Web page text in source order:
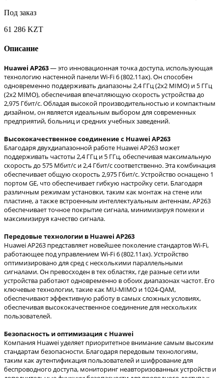
Под заказ
61 286 KZT
Описание
Huawei AP263— это инновационная точка доступа, использующая
технологию настенной панели Wi-Fi 6 (802.11ax). Он способен
одновременно поддерживать диапазоны 2,4 ГГц (2x2 MIMO) и 5 ​​ГГц
(2x2 MIMO), обеспечивая впечатляющую скорость устройства до
2,975 Гбит/с. Обладая высокой производительностью и компактным
дизайном, он является идеальным выбором для современных
предприятий, больниц и средних учебных заведений.
Высококачественное соединение с Huawei AP263
Благодаря двухдиапазонной работе Huawei AP263 может
поддерживать частоты 2,4 ГГц и 5 ГГц, обеспечивая максимальную
скорость до 575 Мбит/с и 2,4 Гбит/с соответственно. Эта комбинация
обеспечивает общую скорость 2,975 Гбит/с. Устройство оснащено 1
портом GE, что обеспечивает гибкую настройку сети. Благодаря
различным режимам установки, таким как монтаж на стене или
пластине, а также встроенным интеллектуальным антеннам, AP263
обеспечивает точное покрытие сигнала, минимизируя помехи и
максимизируя качество сигнала.
Передовые технологии в Huawei AP263
Huawei AP263 представляет новейшее поколение стандартов Wi-Fi,
работающее под управлением Wi-Fi 6 (802.11ax). Устройство
оптимизировано для сред с несколькими параллельными
сигналами. Он превосходен в тех областях, где разные сети или
устройства работают одновременно в обоих диапазонах частот. Его
ключевые технологии, такие как MU-MIMO и 1024-QAM,
обеспечивают эффективную работу в самых сложных условиях,
обеспечивая высококачественное соединение для нескольких
пользователей.
Безопасность и оптимизация с Huawei
Компания Huawei уделяет приоритетное внимание самым высоким
стандартам безопасности. Благодаря передовым технологиям,
таким как аутентификация пользователей и шифрование для
беспроводного доступа, мониторинг неавторизованных устройств и